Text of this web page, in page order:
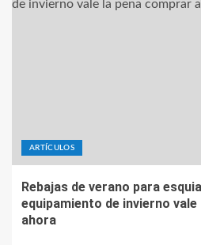
ARTÍCULOS
Rebajas de verano para
equipamiento de invierno
ahora